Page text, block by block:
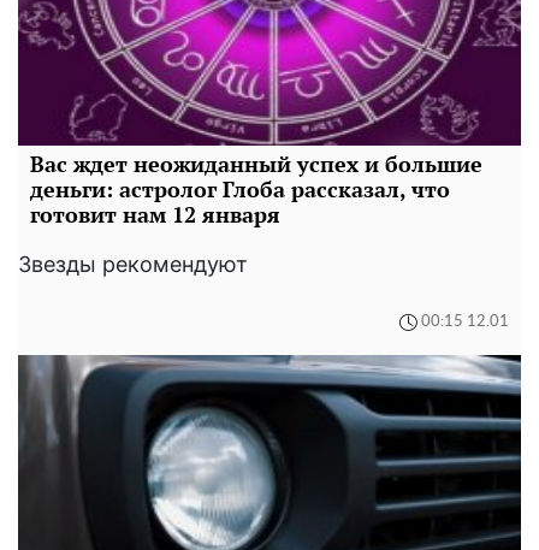
Вас ждет неожиданный успех и большие
деньги: астролог Глоба рассказал, что
готовит нам 12 января
Звезды рекомендуют
00:15 12.01